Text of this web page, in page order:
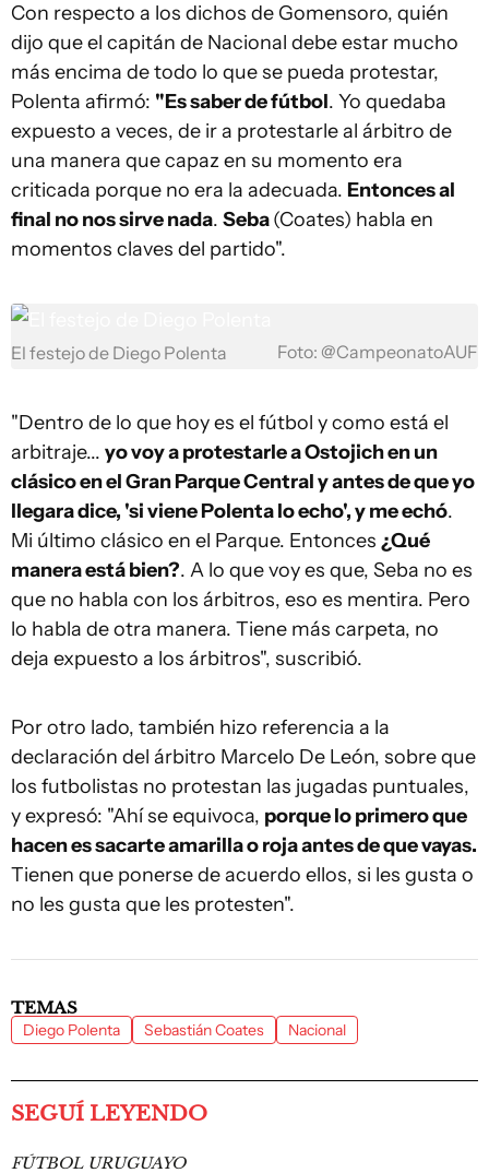
Con respecto a los dichos de Gomensoro, quién
dijo que el capitán de Nacional debe estar mucho
más encima de todo lo que se pueda protestar,
Polenta afirmó: "Es saber de fútbol. Yo quedaba
expuesto a veces, de ir a protestarle al árbitro de
una manera que capaz en su momento era
criticada porque no era la adecuada. Entonces al
final no nos sirve nada. Seba(Coates) habla en
momentos claves del partido".
El festejo de Diego Polenta Foto: @CampeonatoAUF
"Dentro de lo que hoy es el fútbol y como está el
arbitraje... yo voy a protestarle a Ostojich en un
clásico en el Gran Parque Central y antes de que yo
llegara dice, 'si viene Polenta lo echo', y me echó.
Mi último clásico en el Parque. Entonces ¿Qué
manera está bien?. A lo que voy es que, Seba no es
que no habla con los árbitros, eso es mentira. Pero
lo habla de otra manera. Tiene más carpeta, no
deja expuesto a los árbitros", suscribió.
Por otro lado, también hizo referencia a la
declaración del árbitro Marcelo De León, sobre que
los futbolistas no protestan las jugadas puntuales,
y expresó: "Ahí se equivoca, porque lo primero que
hacen es sacarte amarilla o roja antes de que vayas.
Tienen que ponerse de acuerdo ellos, si les gusta o
no les gusta que les protesten".
TEMAS
Diego Polenta Sebastián Coates Nacional
SEGUÍ LEYENDO
FÚTBOL URUGUAYO